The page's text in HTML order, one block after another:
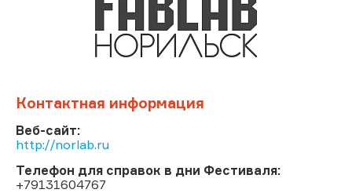
Контактная информация
Веб-сайт:
http://norlab.ru
Телефон для справок в дни Фестиваля:
+79131604767